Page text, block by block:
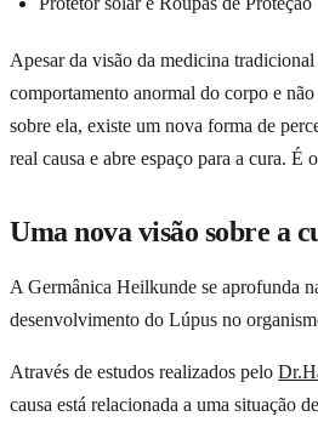
Apesar da visão da medicina
comportamento anormal do corpo e
sobre ela, existe um nova forma de
real causa e abre espaço para a cura. É
Uma nova visão sobre a
A Germânica Heilkunde se aprofunda
desenvolvimento do Lúpus no
Através de estudos realizados pelo
causa está relacionada a uma situação